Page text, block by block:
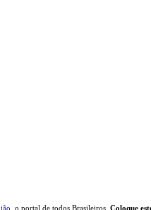
o portal de todos Brasileiros. Coloque